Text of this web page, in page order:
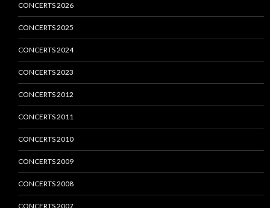
CONCERTS 2026
CONCERTS 2025
CONCERTS 2024
CONCERTS 2023
CONCERTS 2012
CONCERTS 2011
CONCERTS 2010
CONCERTS 2009
CONCERTS 2008
CONCERTS 2007